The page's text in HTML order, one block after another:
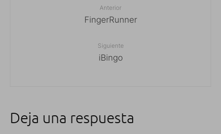
Anterior
FingerRunner
Siguiente
iBingo
Deja una respuesta